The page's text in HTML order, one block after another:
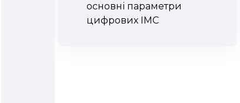
основні параметри
цифрових ІМС